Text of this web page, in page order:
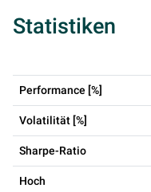
Statistiken
Performance [%]
Volatilität [%]
Sharpe-Ratio
Hoch